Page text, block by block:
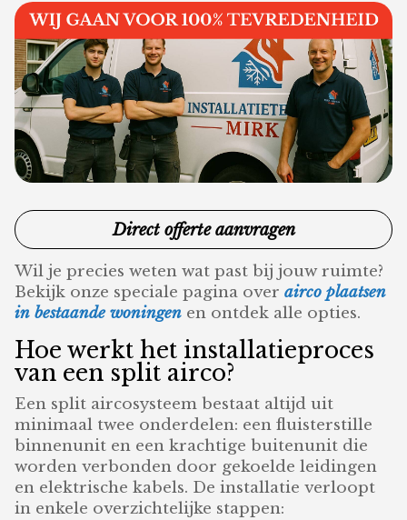
Direct offerte aanvragen
Wil je precies weten wat past bij jouw ruimte?
Bekijk onze speciale pagina overairco plaatsen
in bestaande woningen en ontdek alle opties.
Hoe werkt het installatieproces
van een split airco?
Een split aircosysteem bestaat altijd uit
minimaal twee onderdelen: een fluisterstille
binnenunit en een krachtige buitenunit die
worden verbonden door gekoelde leidingen
en elektrische kabels. De installatie verloopt
in enkele overzichtelijke stappen: